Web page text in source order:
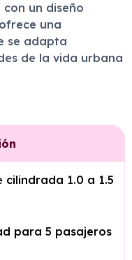
un diseño
una
se adapta
de la vida urbana
cilindrada 1.0 a 1.5
para 5 pasajeros